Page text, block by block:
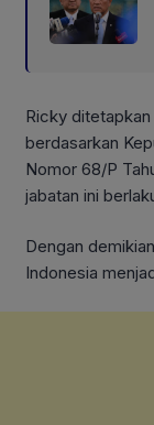
Ricky
berdasarkan
Nomor 68/P
jabatan ini
Dengan
Indonesia